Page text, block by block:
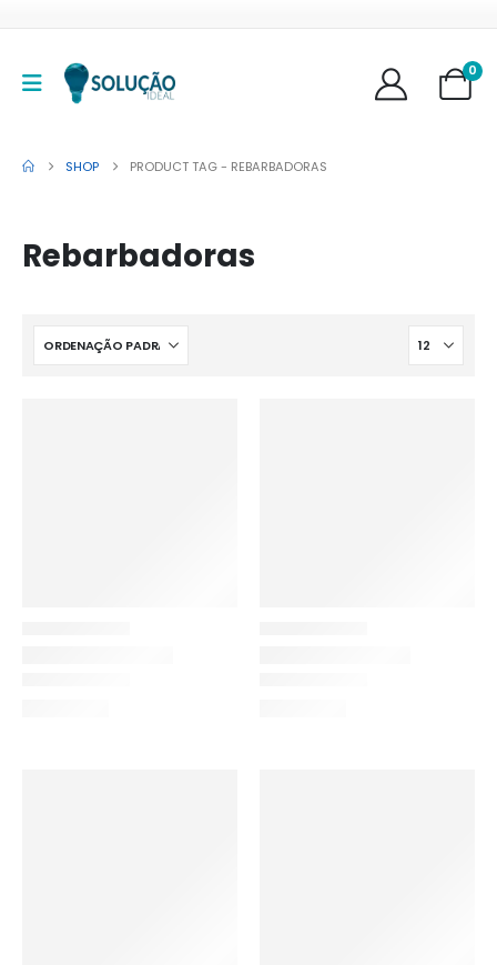
0
SHOP PRODUCT TAG - REBARBADORAS
Rebarbadoras